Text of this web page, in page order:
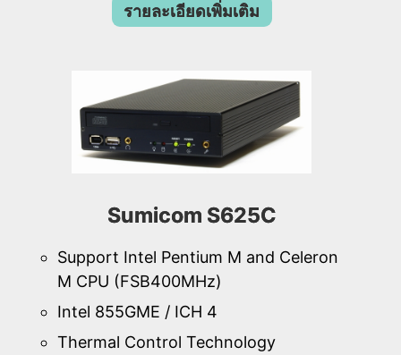
รายละเอียดเพิ่มเติม
Sumicom S625C
Support Intel Pentium M and Celeron
M CPU (FSB400MHz)
Intel 855GME / ICH 4
Thermal Control Technology